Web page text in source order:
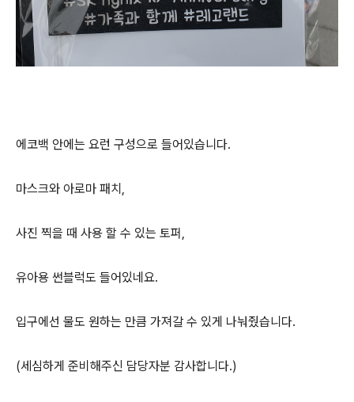
에코백 안에는 요런 구성으로 들어있습니다.
마스크와 아로마 패치,
사진 찍을 때 사용 할 수 있는 토퍼,
유아용 썬블럭도 들어있네요.
입구에선 물도 원하는 만큼 가져갈 수 있게 나눠줬습니다.
(세심하게 준비해주신 담당자분 감사합니다.)